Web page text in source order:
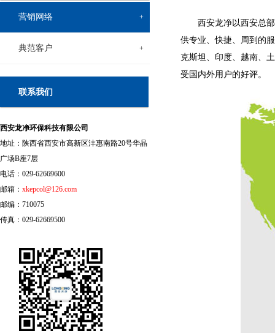
营销网络 +
典范客户 +
联系我们
西安龙净环保科技有限公司
地址：陕西省西安市高新区沣惠南路20号华晶
广场B座7层
电话：029-62669600
邮箱： xkepcol@126.com
邮编：710075
传真：029-62669500
西安龙净以西安总
供专业、快捷、周到的
克斯坦、印度、越南、
受国内外用户的好评。